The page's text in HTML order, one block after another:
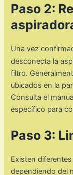
Paso 2:
Una vez
desconecta la
filtro.
ubicados en la
Consulta el
específico para
Paso 3:
Existen
dependiendo del